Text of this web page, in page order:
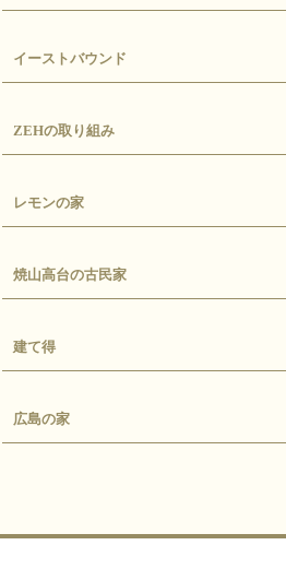
イーストバウンド
ZEHの取り組み
レモンの家
焼山高台の古民家
建て得
広島の家